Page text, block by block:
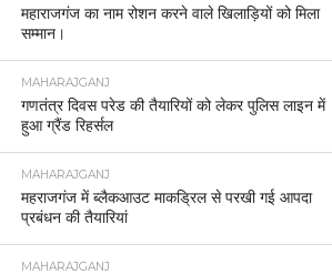
महाराजगंज का नाम रोशन करने वाले खिलाड़ियों को मिला
सम्मान।
MAHARAJGANJ
गणतंत्र दिवस परेड की तैयारियों को लेकर पुलिस लाइन में
हुआ ग्रैंड रिहर्सल
MAHARAJGANJ
महराजगंज में ब्लैकआउट माकड्रिल से परखी गई आपदा
प्रबंधन की तैयारियां
MAHARAJGANJ